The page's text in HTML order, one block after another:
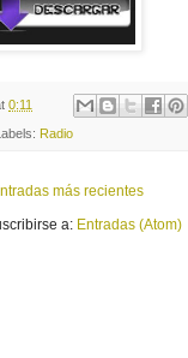
0:11
Radio
más recientes
a: Entradas (Atom)